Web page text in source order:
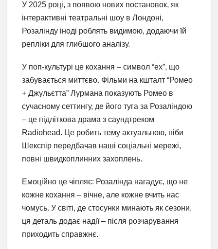
У 2025 році, з появою нових постановок, як
інтерактивні театральні шоу в Лондоні,
Розалінду іноді роблять видимою, додаючи їй
репліки для глибшого аналізу.
У поп-культурі це кохання – символ “ex”, що
забувається миттєво. Фільми на кшталт “Ромео
+ Джульєтта” Лурмана показують Ромео в
сучасному сеттингу, де його туга за Розаліндою
– це підліткова драма з саундтреком
Radiohead. Це робить тему актуальною, ніби
Шекспір передбачав наші соціальні мережі,
повні швидкоплинних захоплень.
Емоційно це чіпляє: Розалінда нагадує, що не
кожне кохання – вічне, але кожне вчить нас
чомусь. У світі, де стосунки минають як сезони,
ця деталь додає надії – після розчарування
приходить справжнє.